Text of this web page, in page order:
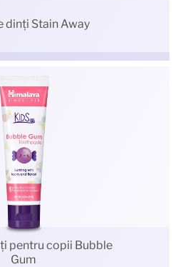
dinți Stain Away
pentru copii Bubble
Gum